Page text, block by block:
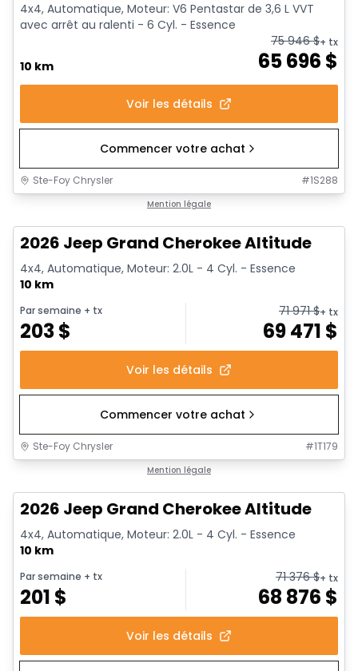
4x4, Automatique, Moteur: V6 Pentastar de 3,6 L VVT
avec arrêt au ralenti - 6 Cyl. - Essence
10 km 65 696 $
75 946$+ tx
Voir les détails
Commencer votre achat
Ste-Foy Chrysler #1S288
Mention légale
2026 Jeep Grand Cherokee Altitude
4x4, Automatique, Moteur: 2.0L - 4 Cyl. - Essence
10 km
Par semaine + tx
203$
71 971$+ tx
69 471 $
Voir les détails
Commencer votre achat
Ste-Foy Chrysler #1T179
Mention légale
2026 Jeep Grand Cherokee Altitude
4x4, Automatique, Moteur: 2.0L - 4 Cyl. - Essence
10 km
Par semaine + tx
201 $
71 376$+ tx
68 876 $
Voir les détails